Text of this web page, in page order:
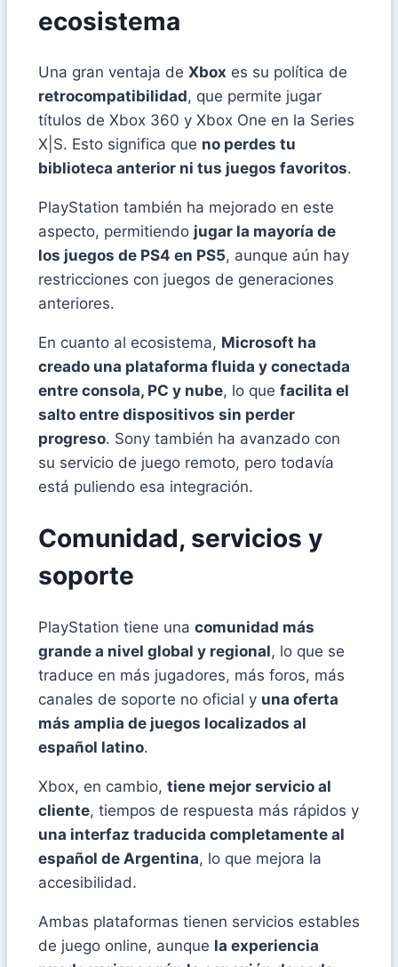
ecosistema
Una gran ventaja de Xbox es su política de
retrocompatibilidad, que permite jugar
títulos de Xbox 360 y Xbox One en la Series
X|S. Esto significa que no perdes tu
biblioteca anterior ni tus juegos favoritos.
PlayStation también ha mejorado en este
aspecto, permitiendo jugar la mayoría de
los juegos de PS4 en PS5, aunque aún hay
restricciones con juegos de generaciones
anteriores.
En cuanto al ecosistema, Microsoft ha
creado una plataforma fluida y conectada
entre consola, PC y nube, lo que facilita el
salto entre dispositivos sin perder
progreso. Sony también ha avanzado con
su servicio de juego remoto, pero todavía
está puliendo esa integración.
Comunidad, servicios y
soporte
PlayStation tiene una comunidad más
grande a nivel global y regional, lo que se
traduce en más jugadores, más foros, más
canales de soporte no oficial y una oferta
más amplia de juegos localizados al
español latino.
Xbox, en cambio, tiene mejor servicio al
cliente, tiempos de respuesta más rápidos y
una interfaz traducida completamente al
español de Argentina, lo que mejora la
accesibilidad.
Ambas plataformas tienen servicios estables
de juego online, aunque la experiencia